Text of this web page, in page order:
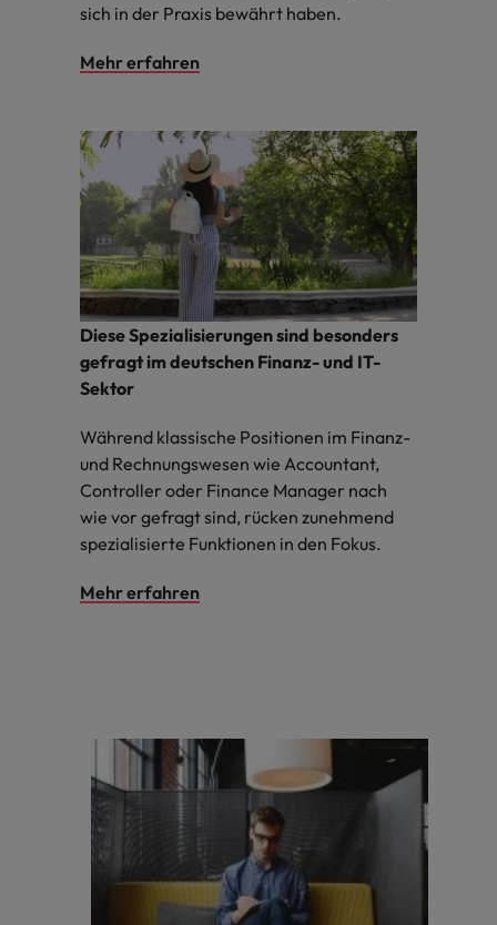
sich in der Praxis bewährt haben.
Mehr erfahren
Diese Spezialisierungen sind besonders
gefragt im deutschen Finanz- und IT-
Sektor
Während klassische Positionen im Finanz-
und Rechnungswesen wie Accountant,
Controller oder Finance Manager nach
wie vor gefragt sind, rücken zunehmend
spezialisierte Funktionen in den Fokus.
Mehr erfahren